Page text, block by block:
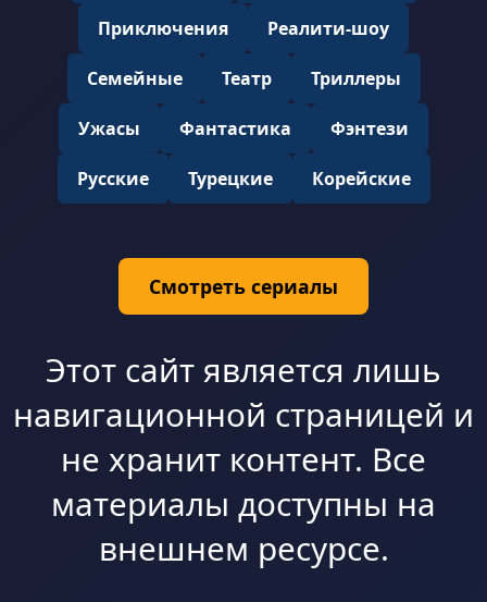
Приключения Реалити-шоу
Семейные Театр Триллеры
Ужасы Фантастика Фэнтези
Русские Турецкие Корейские
Смотреть сериалы
Этот сайт является лишь
навигационной страницей и
не хранит контент. Все
материалы доступны на
внешнем ресурсе.